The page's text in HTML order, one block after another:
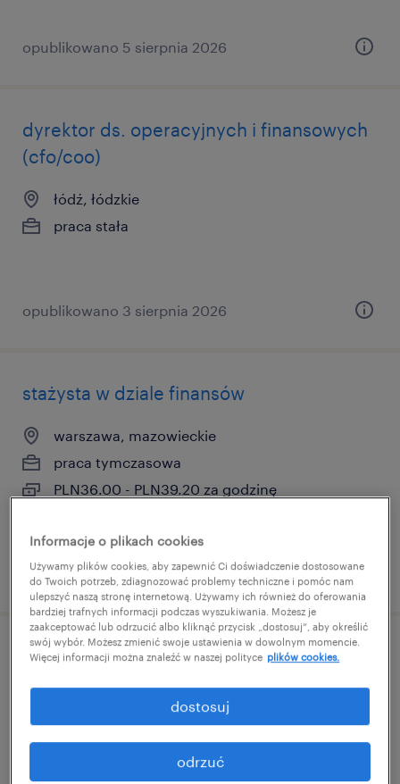
opublikowano 5 sierpnia 2026
dyrektor ds. operacyjnych i finansowych
(cfo/coo)
łódź, łódzkie
praca stała
opublikowano 3 sierpnia 2026
stażysta w dziale finansów
warszawa, mazowieckie
praca tymczasowa
PLN36.00 - PLN39.20 za godzinę
opublikowano 22 lipca 2026
stażysta w dziale finansów
poznań, wielkopolskie
praca tymczasowa
PLN36.00 - PLN39.20 za godzinę
Informacje o plikach cookies
Używamy plików cookies, aby zapewnić Ci doświadczenie dostosowane
do Twoich potrzeb, zdiagnozować problemy techniczne i pomóc nam
ulepszyć naszą stronę internetową. Używamy ich również do oferowania
bardziej trafnych informacji podczas wyszukiwania. Możesz je
zaakceptować lub odrzucić albo kliknąć przycisk „dostosuj”, aby określić
swój wybór. Możesz zmienić swoje ustawienia w dowolnym momencie.
Więcej informacji można znaleźć w naszej polityce plików cookies.
odrzuć
dostosuj